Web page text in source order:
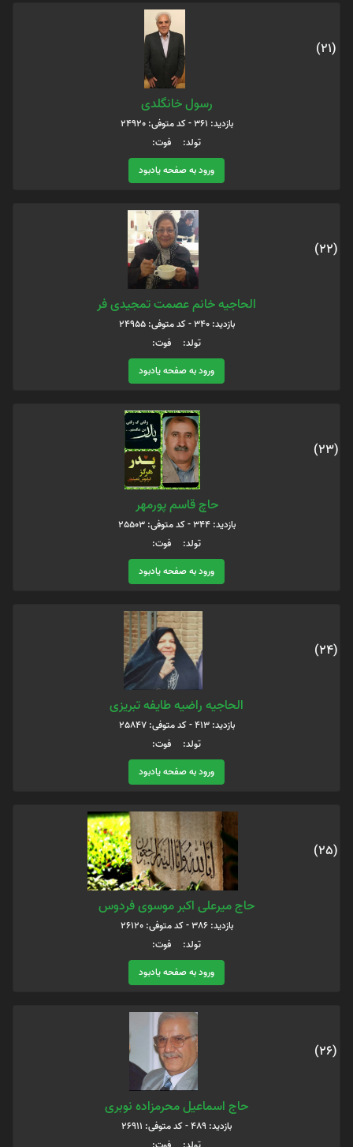
(21)
رسول خانگلدی
بازدید: 361 - کد متوفی: 24920
تولد: فوت:
ورود به صفحه یادبود
(22)
الحاجیه خانم عصمت تمجیدی فر
بازدید: 340 - کد متوفی: 24955
تولد: فوت:
ورود به صفحه یادبود
(23)
حاچ قاسم پورمهر
بازدید: 344 - کد متوفی: 25503
تولد: فوت:
ورود به صفحه یادبود
(24)
الحاجیه راضیه طایفه تبریزی
بازدید: 413 - کد متوفی: 25847
تولد: فوت:
ورود به صفحه یادبود
(25)
حاج میرعلی اکبر موسوی فردوس
بازدید: 386 - کد متوفی: 26120
تولد: فوت:
ورود به صفحه یادبود
(26)
حاج اسماعیل محرمزاده نوبری
بازدید: 489 - کد متوفی: 26911